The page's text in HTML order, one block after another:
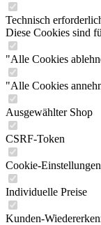
Technisch
Diese Cookies sind
"Alle Cookies
"Alle Cookies
Ausgewählter Shop
CSRF-Token
Cookie-Einstellungen
Individuelle Preise
Kunden-